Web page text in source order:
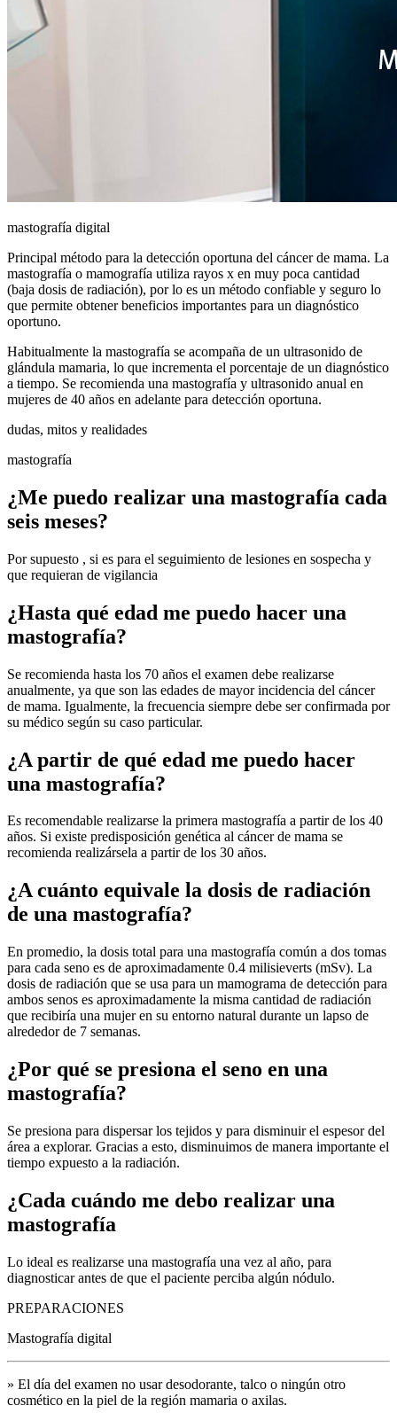
mastografía digital
Principal método para la detección oportuna del cáncer de mama. La
mastografía o mamografía utiliza rayos x en muy poca cantidad
(baja dosis de radiación), por lo es un método confiable y seguro lo
que permite obtener beneficios importantes para un diagnóstico
oportuno.
Habitualmente la mastografía se acompaña de un ultrasonido de
glándula mamaria, lo que incrementa el porcentaje de un diagnóstico
a tiempo. Se recomienda una mastografía y ultrasonido anual en
mujeres de 40 años en adelante para detección oportuna.
dudas, mitos y realidades
mastografía
¿Me puedo realizar una mastografía cada
seis meses?
Por supuesto , si es para el seguimiento de lesiones en sospecha y
que requieran de vigilancia
¿Hasta qué edad me puedo hacer una
mastografía?
Se recomienda hasta los 70 años el examen debe realizarse
anualmente, ya que son las edades de mayor incidencia del cáncer
de mama. Igualmente, la frecuencia siempre debe ser confirmada por
su médico según su caso particular.
¿A partir de qué edad me puedo hacer
una mastografía?
Es recomendable realizarse la primera mastografía a partir de los 40
años. Si existe predisposición genética al cáncer de mama se
recomienda realizársela a partir de los 30 años.
¿A cuánto equivale la dosis de radiación
de una mastografía?
En promedio, la dosis total para una mastografía común a dos tomas
para cada seno es de aproximadamente 0.4 milisieverts (mSv). La
dosis de radiación que se usa para un mamograma de detección para
ambos senos es aproximadamente la misma cantidad de radiación
que recibiría una mujer en su entorno natural durante un lapso de
alrededor de 7 semanas.
¿Por qué se presiona el seno en una
mastografía?
Se presiona para dispersar los tejidos y para disminuir el espesor del
área a explorar. Gracias a esto, disminuimos de manera importante el
tiempo expuesto a la radiación.
¿Cada cuándo me debo realizar una
mastografía
Lo ideal es realizarse una mastografía una vez al año, para
diagnosticar antes de que el paciente perciba algún nódulo.
PREPARACIONES
Mastografía digital
» El día del examen no usar desodorante, talco o ningún otro
cosmético en la piel de la región mamaria o axilas.